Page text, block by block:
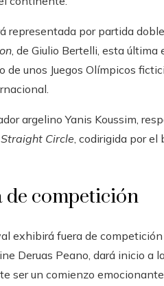
representada por partida
, de Giulio Bertelli, esta
de unos Juegos Olímpicos
argelino Yanis Koussim,
Straight Circle, codirigida por el
de competición
exhibirá fuera de
Deruas Peano, dará inicio a
ser un comienzo